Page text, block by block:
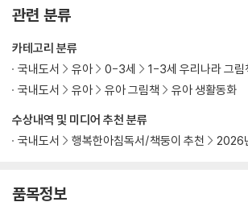
관련 분류
수상내역 및 미디어 추천 분류
국내도서
행복한아침독서/책둥이 추천 2026
카테고리 분류
국내도서
유아 0-3세
1-3세 우리나라 그림
국내도서
유아 유아 그림책 유아 생활동화
품목정보